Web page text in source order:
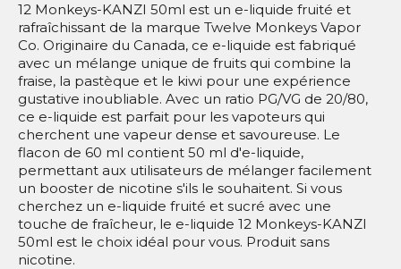
12 Monkeys-KANZI 50ml est un e-liquide fruité et
rafraîchissant de la marque Twelve Monkeys Vapor
Co. Originaire du Canada, ce e-liquide est fabriqué
avec un mélange unique de fruits qui combine la
fraise, la pastèque et le kiwi pour une expérience
gustative inoubliable. Avec un ratio PG/VG de 20/80,
ce e-liquide est parfait pour les vapoteurs qui
cherchent une vapeur dense et savoureuse. Le
flacon de 60 ml contient 50 ml d'e-liquide,
permettant aux utilisateurs de mélanger facilement
un booster de nicotine s'ils le souhaitent. Si vous
cherchez un e-liquide fruité et sucré avec une
touche de fraîcheur, le e-liquide 12 Monkeys-KANZI
50ml est le choix idéal pour vous. Produit sans
nicotine.